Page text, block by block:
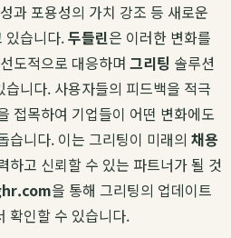
과 포용성의 가치 강조 등 새로운
있습니다.두들린은 이러한 변화를
도적으로 대응하며 그리팅 솔루션
니다. 사용자들의 피드백을 적극
접목하여 기업들이 어떤 변화에도
습니다. 이는 그리팅이 미래의 채용
하고 신뢰할 수 있는 파트너가 될 것
을 통해 그리팅의 업데이트
확인할 수 있습니다.